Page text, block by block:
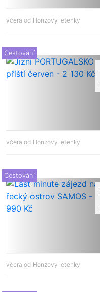
včera od Honzovy letenky
Cestování
včera od Honzovy letenky
Cestování
včera od Honzovy letenky